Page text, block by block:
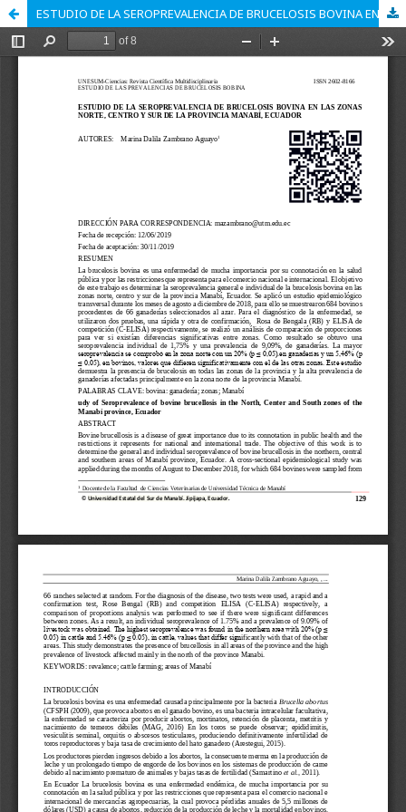
ESTUDIO DE LA SEROPREVALENCIA DE BRUCELOSIS BOVINA EN LAS ZONAS NORTE, CENTRO Y SUR DE LA PROVINCIA MANABÍ, ECUADOR